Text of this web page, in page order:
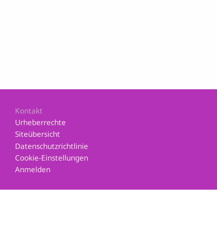
Footer
Kontakt
Urheberrechte
Siteübersicht
Datenschutzrichtlinie
Cookie-Einstellungen
Anmelden